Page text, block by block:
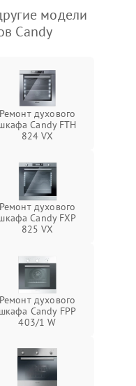
модели
Candy
Ремонт духового
Candy FTH
824 VX
Ремонт духового
Candy FXP
825 VX
Ремонт духового
шкафа Candy FPP
403/1 W